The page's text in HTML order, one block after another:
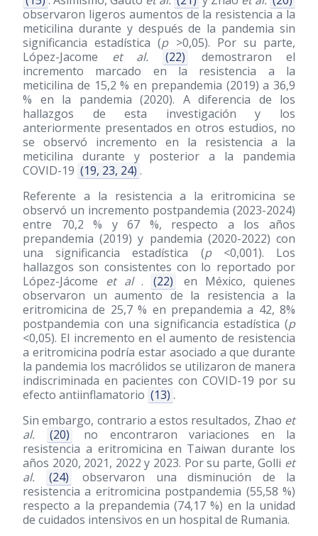
observaron ligeros aumentos de la resistencia a la
meticilina durante y después de la pandemia sin
significancia estadística (p>0,05). Por su parte,
López-Jacome et al. (22)
demostraron el
incremento marcado en la resistencia a la
meticilina de 15,2 % en prepandemia (2019) a 36,9
% en la pandemia (2020). A diferencia de los
hallazgos de esta investigación y los
anteriormente presentados en otros estudios, no
se observó incremento en la resistencia a la
meticilina durante y posterior a la pandemia
COVID-19 (19, 23, 24) .
Referente a la resistencia a la eritromicina se
observó un incremento postpandemia (2023-2024)
entre 70,2 % y 67 %, respecto a los años
prepandemia(2019) y pandemia (2020-2022) con
una significancia estadística (p<0,001). Los
hallazgos son consistentes con lo reportado por
López-Jácome et al. (22)
en México, quienes
observaron un aumento de la resistencia a la
eritromicina de 25,7 % en prepandemia a 42, 8%
postpandemia con una significancia estadística (p
<0,05). El incremento en el aumento de resistencia
a eritromicina podría estar asociado a que durante
la pandemia los macrólidos se utilizaron de manera
indiscriminada en pacientes con COVID-19 por su
efecto antiinflamatorio (13) .
Sin embargo, contrario a estos resultados, Zhao et
al.
(20)
no encontraron variaciones en la
resistencia a eritromicina en Taiwan durante los
años 2020, 2021, 2022 y 2023. Por su parte, Golli et
al.
(24)
observaron una disminución de la
resistencia a eritromicina postpandemia (55,58 %)
respecto a la prepandemia (74,17 %) en la unidad
de cuidados intensivos en un hospital de Rumania.